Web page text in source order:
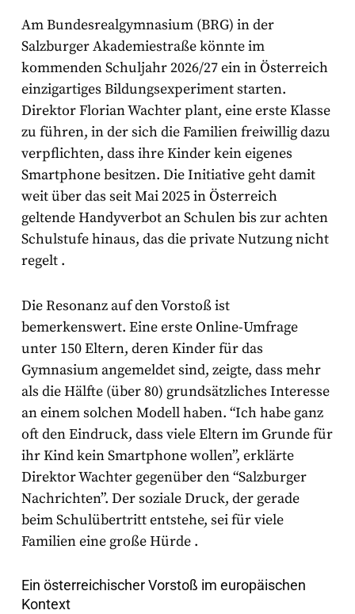
Am Bundesrealgymnasium (BRG) in der
Salzburger Akademiestraße könnte im
kommenden Schuljahr 2026/27 ein in Österreich
einzigartiges Bildungsexperiment starten.
Direktor Florian Wachter plant, eine erste Klasse
zu führen, in der sich die Familien freiwillig dazu
verpflichten, dass ihre Kinder kein eigenes
Smartphone besitzen. Die Initiative geht damit
weit über das seit Mai 2025 in Österreich
geltende Handyverbot an Schulen bis zur achten
Schulstufe hinaus, das die private Nutzung nicht
regelt .
Die Resonanz auf den Vorstoß ist
bemerkenswert. Eine erste Online-Umfrage
unter 150 Eltern, deren Kinder für das
Gymnasium angemeldet sind, zeigte, dass mehr
als die Hälfte (über 80) grundsätzliches Interesse
an einem solchen Modell haben. “Ich habe ganz
oft den Eindruck, dass viele Eltern im Grunde für
ihr Kind kein Smartphone wollen”, erklärte
Direktor Wachter gegenüber den “Salzburger
Nachrichten”. Der soziale Druck, der gerade
beim Schulübertritt entstehe, sei für viele
Familien eine große Hürde .
Ein österreichischer Vorstoß im europäischen
Kontext